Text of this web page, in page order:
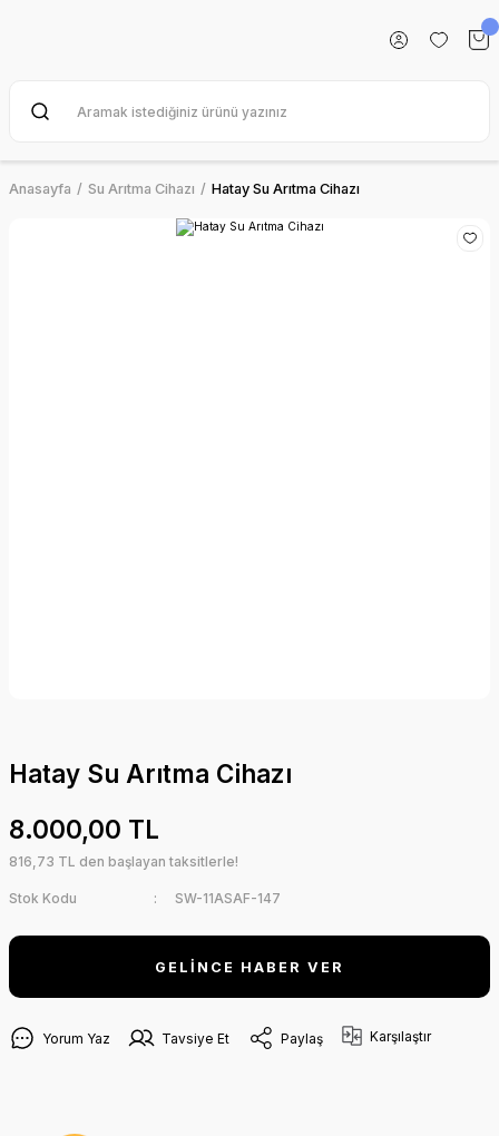
Anasayfa Su Arıtma Cihazı Hatay Su Arıtma Cihazı
Hatay Su Arıtma Cihazı
8.000,00 TL
816,73 TL den başlayan taksitlerle!
Stok Kodu SW-11ASAF-147
GELİNCE HABER VER
Yorum Yaz Tavsiye Et Paylaş Karşılaştır